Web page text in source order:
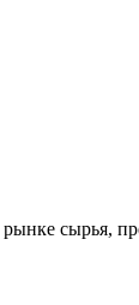
сырья,